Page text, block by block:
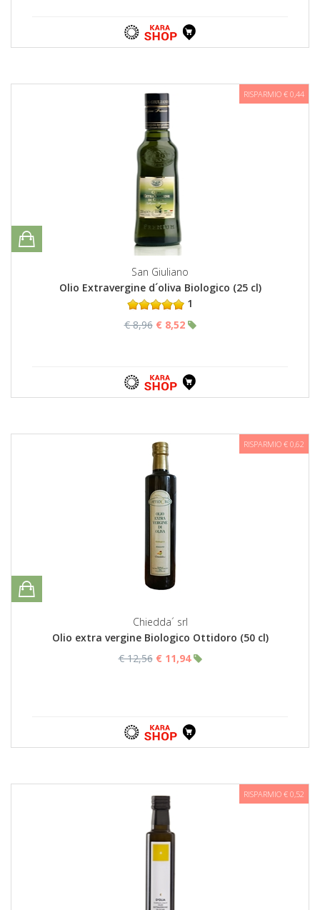
RISPARMIO € 0,44
San Giuliano
Olio Extravergine d´oliva Biologico (25 cl)
1
€ 8,96 € 8,52
RISPARMIO € 0,62
Chiedda´ srl
Olio extra vergine Biologico Ottidoro (50 cl)
€ 12,56 € 11,94
RISPARMIO € 0,52